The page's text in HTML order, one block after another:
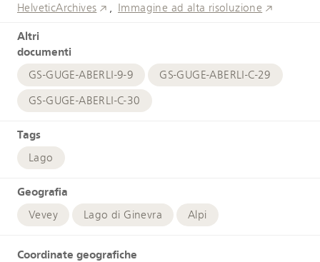
HelveticArchives Immagine ad alta risoluzione
Altri
documenti
GS-GUGE-ABERLI-9-9
GS-GUGE-ABERLI-C-29
GS-GUGE-ABERLI-C-30
Tags
Lago
Geografia
Vevey Lago di Ginevra Alpi
Coordinate geografiche